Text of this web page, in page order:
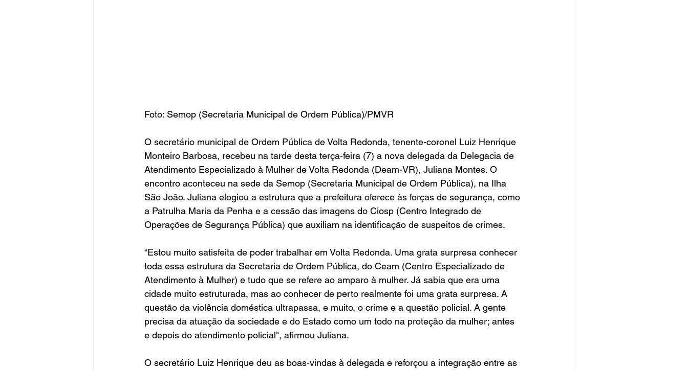
Foto: Semop (Secretaria Municipal de Ordem Pública)/PMVR
O secretário municipal de Ordem Pública de Volta Redonda, tenente-coronel Luiz Henrique
Monteiro Barbosa, recebeu na tarde desta terça-feira (7) a nova delegada da Delegacia de
Atendimento Especializado à Mulher de Volta Redonda (Deam-VR), Juliana Montes. O
encontro aconteceu na sede da Semop (Secretaria Municipal de Ordem Pública), na Ilha
São João. Juliana elogiou a estrutura que a prefeitura oferece às forças de segurança, como
a Patrulha Maria da Penha e a cessão das imagens do Ciosp (Centro Integrado de
Operações de Segurança Pública) que auxiliam na identificação de suspeitos de crimes.
“Estou muito satisfeita de poder trabalhar em Volta Redonda. Uma grata surpresa conhecer
toda essa estrutura da Secretaria de Ordem Pública, do Ceam (Centro Especializado de
Atendimento à Mulher) e tudo que se refere ao amparo à mulher. Já sabia que era uma
cidade muito estruturada, mas ao conhecer de perto realmente foi uma grata surpresa. A
questão da violência doméstica ultrapassa, e muito, o crime e a questão policial. A gente
precisa da atuação da sociedade e do Estado como um todo na proteção da mulher; antes
e depois do atendimento policial", afirmou Juliana.
O secretário Luiz Henrique deu as boas-vindas à delegada e reforçou a integração entre as